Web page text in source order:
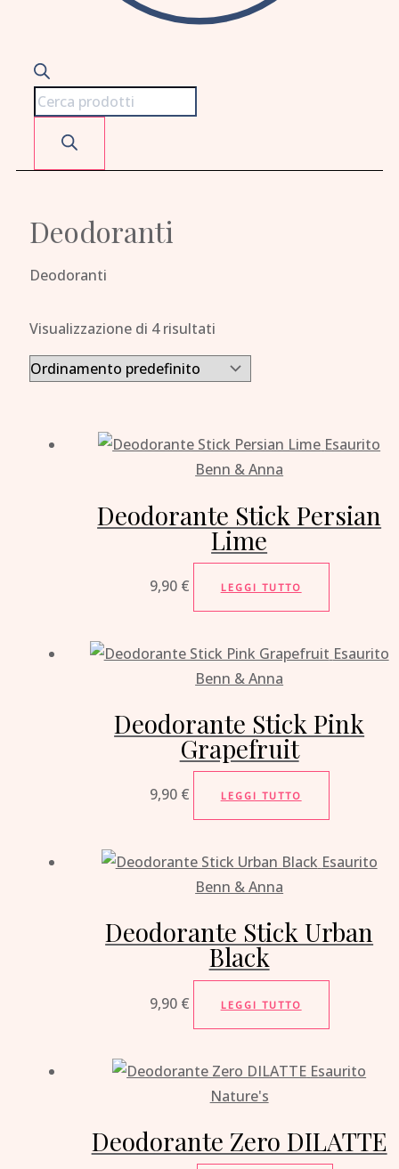
Deodoranti
Deodoranti
Visualizzazione di 4 risultati
Esaurito
Benn & Anna
Deodorante Stick Persian
Lime
9,90 € LEGGI TUTTO
Esaurito
Benn & Anna
Deodorante Stick Pink
Grapefruit
9,90 € LEGGI TUTTO
Esaurito
Benn & Anna
Deodorante Stick Urban
Black
9,90 € LEGGI TUTTO
Esaurito
Nature's
Deodorante Zero DILATTE